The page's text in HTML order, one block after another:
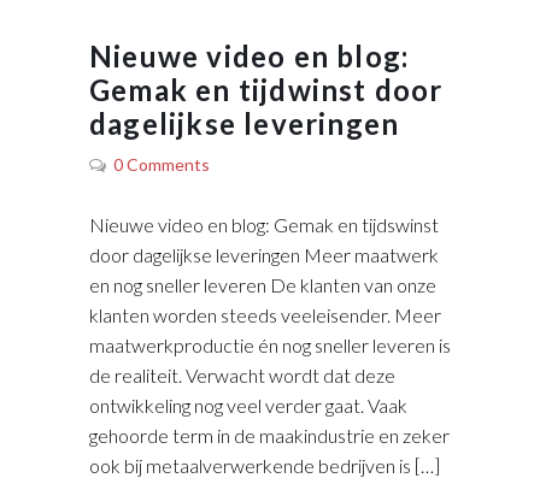
Nieuwe video en blog:
Gemak en tijdwinst door
dagelijkse leveringen
0 Comments
Nieuwe video en blog: Gemak en tijdswinst
door dagelijkse leveringen Meer maatwerk
en nog sneller leveren De klanten van onze
klanten worden steeds veeleisender. Meer
maatwerkproductie én nog sneller leveren is
de realiteit. Verwacht wordt dat deze
ontwikkeling nog veel verder gaat. Vaak
gehoorde term in de maakindustrie en zeker
ook bij metaalverwerkende bedrijven is […]